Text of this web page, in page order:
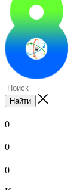
Найти
0
0
0